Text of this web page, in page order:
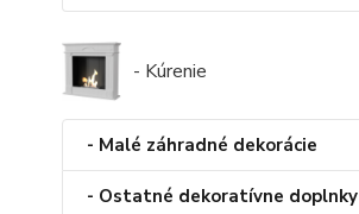
- Kúrenie
- Malé záhradné dekorácie
- Ostatné dekoratívne doplnky